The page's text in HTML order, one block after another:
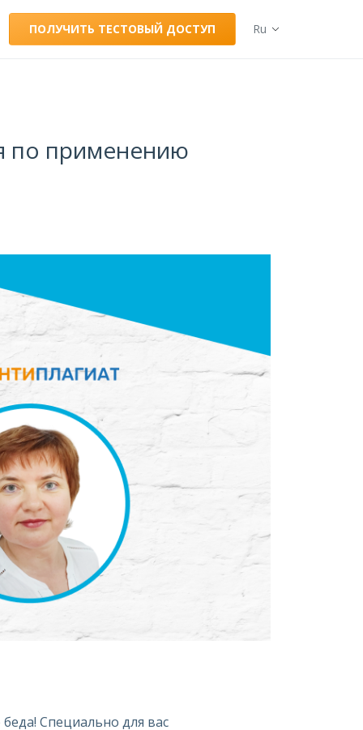
ПОЛУЧИТЬ ТЕСТОВЫЙ ДОСТУП Ru
по применению
Специально для вас